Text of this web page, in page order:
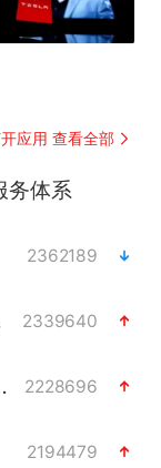
应用 查看全部
务体系
2362189
运 2339640
续优化 2228696
2194479